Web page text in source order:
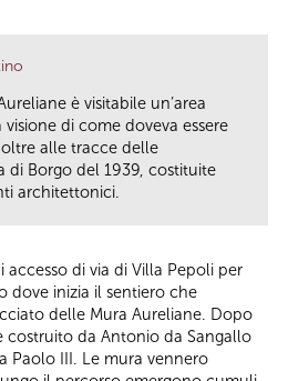
è visitabile un’area
di come doveva essere
alle tracce delle
di Borgo del 1939, costituite
architettonici.
accesso di via di Villa Pepoli per
dove inizia il sentiero che
delle Mura Aureliane. Dopo
costruito da Antonio da Sangallo
Paolo III. Le mura vennero